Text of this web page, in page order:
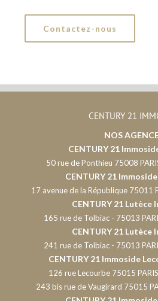
Contactez-nous
CENTURY 21
NOS
CENTURY 21
50 rue de Ponthieu 75008
CENTURY 21
17 avenue de la République 75011
CENTURY 21 Lutèce
165 rue de Tolbiac - 75013
CENTURY 21 Lutèce
241 rue de Tolbiac - 75013
CENTURY 21 Immoside
126 rue Lecourbe 75015
243 bis rue de Vaugirard 75015